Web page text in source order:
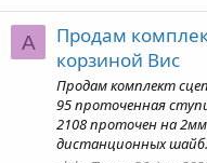
A
Продам
корзиной Вис
Продам комплект
95 проточенная
2108 проточен на
дистанционных шайб.